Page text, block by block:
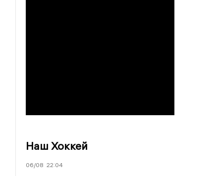
Наш Хоккей
06/08 22:04